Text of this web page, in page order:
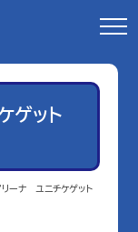
ゲット
リーナ ユニチケゲット